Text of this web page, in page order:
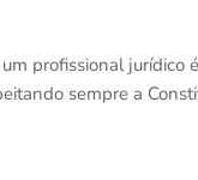
um profissional
sempre a